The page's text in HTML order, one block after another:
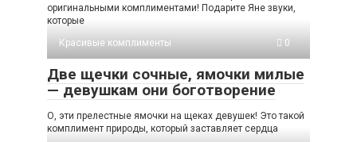
оригинальными комплиментами! Подарите Яне звуки,
которые
Красивые комплименты
0
Две щечки сочные, ямочки милые
— девушкам они боготворение
О, эти прелестные ямочки на щеках девушек! Это такой
комплимент природы, который заставляет сердца